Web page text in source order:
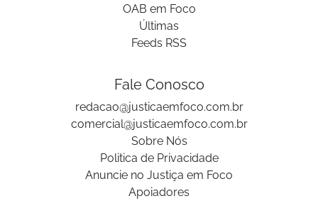
OAB em Foco
Últimas
Feeds RSS
Fale Conosco
redacao@justicaemfoco.com.br
comercial@justicaemfoco.com.br
Sobre Nós
Politica de Privacidade
Anuncie no Justiça em Foco
Apoiadores